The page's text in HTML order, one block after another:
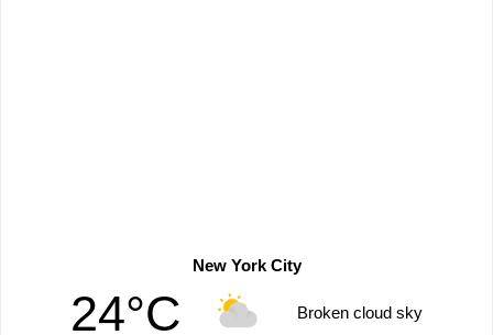
New York City
24°C Broken cloud sky